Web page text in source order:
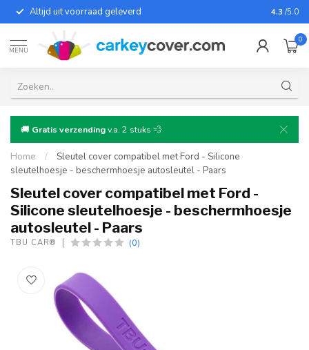
Altijd uit voorraad geleverd Voor
4.3 /5.0
MENU
0
🚚 Gratis verzendingv.a. 2 stuks 💨
Home /
Sleutel cover compatibel met Ford - Silicone
sleutelhoesje - beschermhoesje autosleutel - Paars
Sleutel cover compatibel met Ford -
Silicone sleutelhoesje - beschermhoesje
autosleutel - Paars
TBU CAR® (0)